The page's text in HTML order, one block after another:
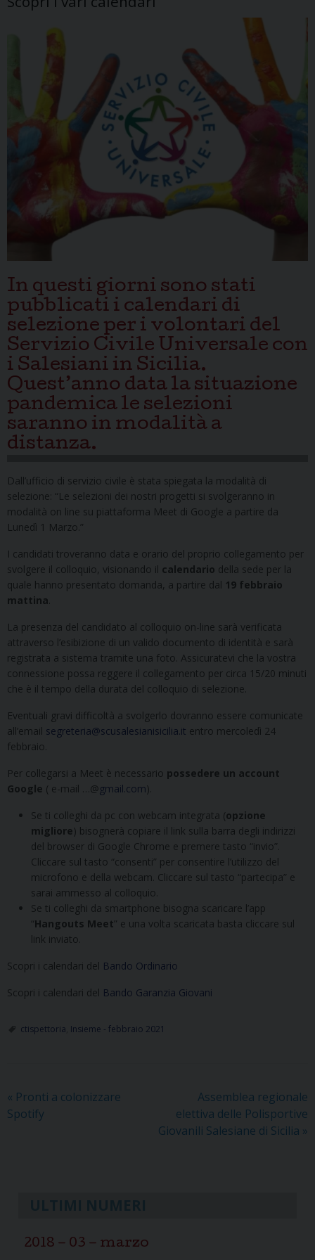
In questi giorni sono stati
pubblicati i calendari di
selezione per i volontari del
Servizio Civile Universale con
i Salesiani in Sicilia.
Quest’anno data la situazione
pandemica le selezioni
saranno in modalità a
distanza.
Dall’ufficio di servizio civile è stata spiegata la modalità di
selezione: “Le selezioni dei nostri progetti si svolgeranno in
modalità on line su piattaforma Meet di Google a partire da
Lunedì 1 Marzo.”
I candidati troveranno data e orario del proprio collegamento per
svolgere il colloquio, visionando il calendario della sede per la
quale hanno presentato domanda, a partire dal 19 febbraio
mattina
La presenza del candidato al colloquio on-line sarà verificata
attraverso l’esibizione di un valido documento di identità e sarà
registrata a sistema tramite una foto. Assicuratevi che la vostra
connessione possa reggere il collegamento per circa 15/20 minuti
che è il tempo della durata del colloquio di selezione.
Eventuali gravi difficoltà a svolgerlo dovranno essere comunicate
all’email segreteria@scusalesianisicilia.it entro mercoledì 24
febbraio.
Per collegarsi a Meet è necessario possedere un account
Google ( e-mail …@gmail.com).
Se ti colleghi da pc con webcam integrata (opzione
migliore) bisognerà copiare il link sulla barra degli indirizzi
del browser di Google Chrome e premere tasto “invio”.
Cliccare sul tasto “consenti” per consentire l’utilizzo del
microfono e della webcam. Cliccare sul tasto “partecipa” e
sarai ammesso al colloquio.
Se ti colleghi da smartphone bisogna scaricare l’app
“Hangouts Meet” e una volta scaricata basta cliccare sul
link inviato.
Scopri i calendari del Bando Ordinario
Scopri i calendari del Bando Garanzia Giovani
ctispettoria Insieme - febbraio 2021
« Pronti a colonizzare
Spotify
Assemblea regionale
elettiva delle Polisportive
Giovanili Salesiane di Sicilia »
2018 – 03 – marzo